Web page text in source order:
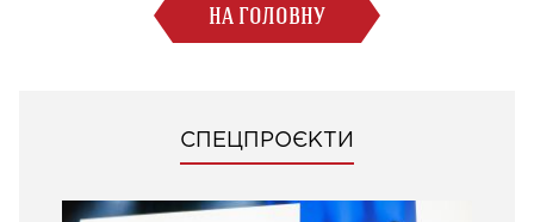
НА ГОЛОВНУ
СПЕЦПРОЄКТИ